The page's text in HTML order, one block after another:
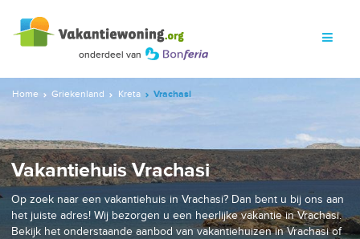
Home Griekenland Kreta Vrachasi
Vakantiehuis Vrachasi
Op zoek naar een vakantiehuis in Vrachasi? Dan bent u bij ons aan
het juiste adres! Wij bezorgen u een heerlijke vakantie in Vrachasi.
Bekijk het onderstaande aanbod van vakantiehuizen in Vrachasi of